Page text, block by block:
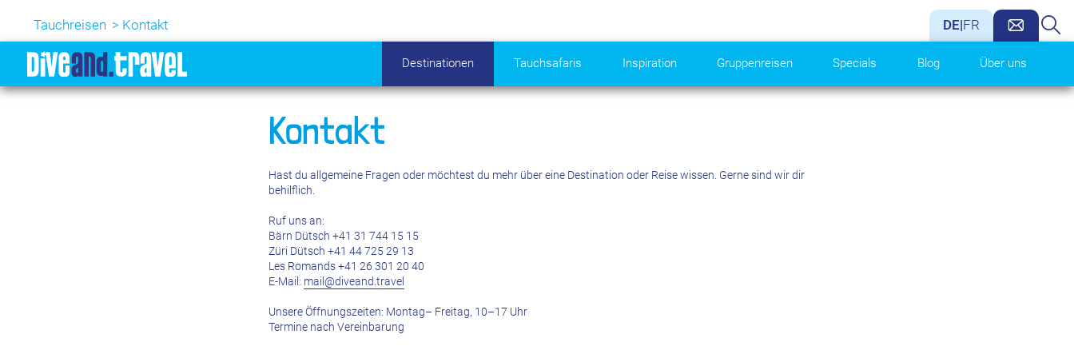
Tauchreisen Kontakt DE|FR
Destinationen Tauchsafaris Inspiration Gruppenreisen Specials Blog Über uns
Kontakt
Hast du allgemeine Fragen oder möchtest du mehr über eine Destination oder Reise wissen. Gerne sind wir dir
behilflich.
Ruf uns an:
Bärn Dütsch +41 31 744 15 15
Züri Dütsch +41 44 725 29 13
Les Romands +41 26 301 20 40
E-Mail: mail@diveand.travel
Unsere Öffnungszeiten: Montag– Freitag, 10–17 Uhr
Termine nach Vereinbarung